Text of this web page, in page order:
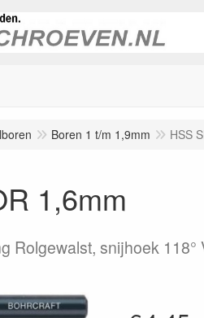
Boren 1 t/m 1,9mm HSS
1,6mm
Rolgewalst, snijhoek